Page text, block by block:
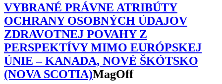
VYBRANÉ PRÁVNE ATRIBÚTY
OCHRANY OSOBNÝCH ÚDAJOV
ZDRAVOTNEJ POVAHY Z
PERSPEKTÍVY MIMO EURÓPSKEJ
ÚNIE – KANADA, NOVÉ ŠKÓTSKO
(NOVA SCOTIA)MagOff